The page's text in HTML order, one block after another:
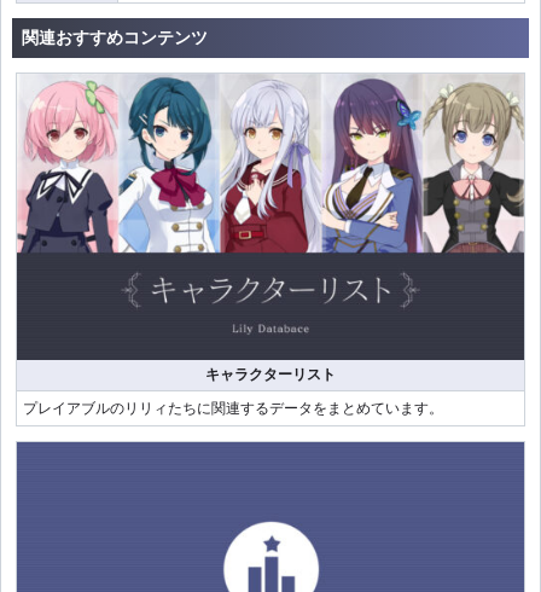
関連おすすめコンテンツ
キャラクターリスト
プレイアブルのリリィたちに関連するデータをまとめています。